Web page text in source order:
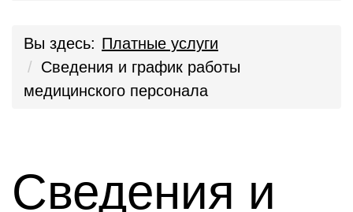
Вы здесь: Платные услуги
Сведения и график работы
медицинского персонала
Сведения и